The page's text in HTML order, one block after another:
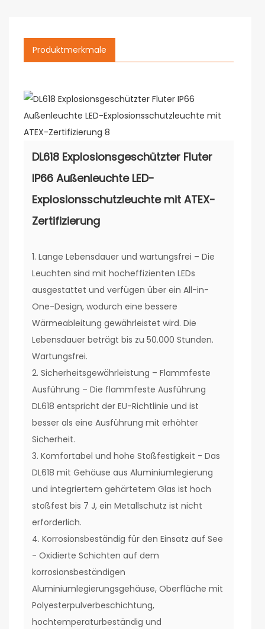
Produktmerkmale
DL618 Explosionsgeschützter Fluter
IP66 Außenleuchte LED-
Explosionsschutzleuchte mit ATEX-
Zertifizierung
1. Lange Lebensdauer und wartungsfrei – Die
Leuchten sind mit hocheffizienten LEDs
ausgestattet und verfügen über ein All-in-
One-Design, wodurch eine bessere
Wärmeableitung gewährleistet wird. Die
Lebensdauer beträgt bis zu 50.000 Stunden.
Wartungsfrei.
2. Sicherheitsgewährleistung – Flammfeste
Ausführung – Die flammfeste Ausführung
DL618 entspricht der EU-Richtlinie und ist
besser als eine Ausführung mit erhöhter
Sicherheit.
3. Komfortabel und hohe Stoßfestigkeit - Das
DL618 mit Gehäuse aus Aluminiumlegierung
und integriertem gehärtetem Glas ist hoch
stoßfest bis 7 J, ein Metallschutz ist nicht
erforderlich.
4. Korrosionsbeständig für den Einsatz auf See
- Oxidierte Schichten auf dem
korrosionsbeständigen
Aluminiumlegierungsgehäuse, Oberfläche mit
Polyesterpulverbeschichtung,
hochtemperaturbeständig und